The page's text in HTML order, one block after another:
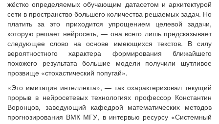
жёстко определяемых обучающим датасетом и архитектурой
сети в пространство большего количества решаемых задач. Но
платить за это приходится упрощением целевой задачи,
которую решает нейросеть, — она всего лишь предсказывает
следующее слово на основе имеющихся текстов. В силу
вероятностного характера формирования ближайшего
похожего результата большие модели получили шутливое
прозвище «стохастический попугай».
«Это имитация интеллекта», — так охарактеризовал текущий
прорыв в нейросетевых технологиях профессор Константин
Воронцов, заведующий кафедрой математических методов
прогнозирования ВМК МГУ, в интервью ресурсу «Системный